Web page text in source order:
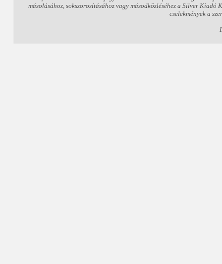
másolásához, sokszorosításához vagy másodközléséhez a Silver
cselekmények a